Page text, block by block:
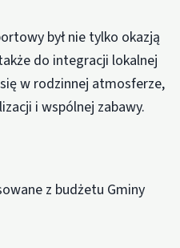
był nie tylko okazją
do integracji lokalnej
się w rodzinnej atmosferze,
i wspólnej zabawy.
z budżetu Gminy